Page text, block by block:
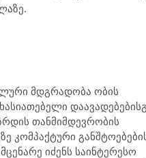
მდგრადობა ობის
თანმიმდევრობის
კომპაქტური
იძენს საინტერესო